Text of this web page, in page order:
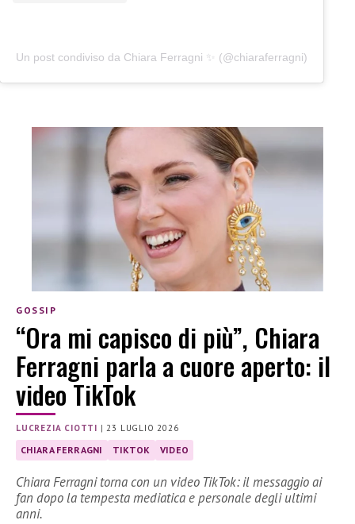
Un post condiviso da Chiara Ferragni ✨ (@chiaraferragni)
GOSSIP
“Ora mi capisco di più”, Chiara
Ferragni parla a cuore aperto: il
video TikTok
LUCREZIA CIOTTI |23 LUGLIO 2026
CHIARA FERRAGNI TIKTOK VIDEO
Chiara Ferragni torna con un video TikTok: il messaggio ai
fan dopo la tempesta mediatica e personale degli ultimi
anni.